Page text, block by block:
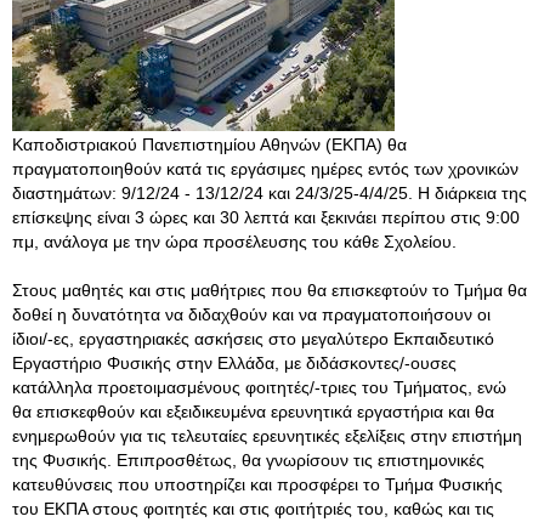
Καποδιστριακού Πανεπιστημίου Αθηνών (ΕΚΠΑ) θα
πραγματοποιηθούν κατά τις εργάσιμες ημέρες εντός των χρονικών
διαστημάτων: 9/12/24 - 13/12/24 και 24/3/25-4/4/25. Η διάρκεια της
επίσκεψης είναι 3 ώρες και 30 λεπτά και ξεκινάει περίπου στις 9:00
πμ, ανάλογα με την ώρα προσέλευσης του κάθε Σχολείου.
Στους μαθητές και στις μαθήτριες που θα επισκεφτούν το Τμήμα θα
δοθεί η δυνατότητα να διδαχθούν και να πραγματοποιήσουν οι
ίδιοι/-ες, εργαστηριακές ασκήσεις στο μεγαλύτερο Εκπαιδευτικό
Εργαστήριο Φυσικής στην Ελλάδα, με διδάσκοντες/-ουσες
κατάλληλα προετοιμασμένους φοιτητές/-τριες του Τμήματος, ενώ
θα επισκεφθούν και εξειδικευμένα ερευνητικά εργαστήρια και θα
ενημερωθούν για τις τελευταίες ερευνητικές εξελίξεις στην επιστήμη
της Φυσικής. Επιπροσθέτως, θα γνωρίσουν τις επιστημονικές
κατευθύνσεις που υποστηρίζει και προσφέρει το Τμήμα Φυσικής
του ΕΚΠΑ στους φοιτητές και στις φοιτήτριές του, καθώς και τις